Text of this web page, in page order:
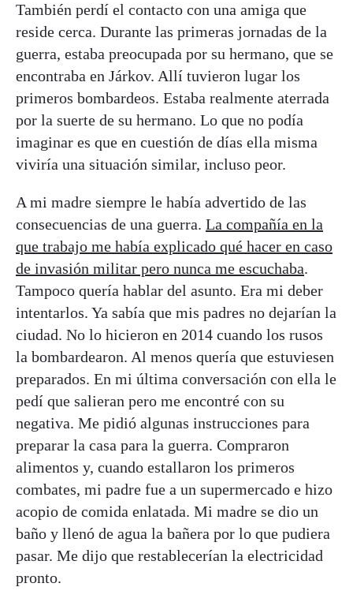
También perdí el contacto con una amiga que
reside cerca. Durante las primeras jornadas de la
guerra, estaba preocupada por su hermano, que se
encontraba en Járkov. Allí tuvieron lugar los
primeros bombardeos. Estaba realmente aterrada
por la suerte de su hermano. Lo que no podía
imaginar es que en cuestión de días ella misma
viviría una situación similar, incluso peor.
A mi madre siempre le había advertido de las
consecuencias de una guerra. La compañía en la
que trabajo me había explicado qué hacer en caso
de invasión militar pero nunca me escuchaba.
Tampoco quería hablar del asunto. Era mi deber
intentarlos. Ya sabía que mis padres no dejarían la
ciudad. No lo hicieron en 2014 cuando los rusos
la bombardearon. Al menos quería que estuviesen
preparados. En mi última conversación con ella le
pedí que salieran pero me encontré con su
negativa. Me pidió algunas instrucciones para
preparar la casa para la guerra. Compraron
alimentos y, cuando estallaron los primeros
combates, mi padre fue a un supermercado e hizo
acopio de comida enlatada. Mi madre se dio un
baño y llenó de agua la bañera por lo que pudiera
pasar. Me dijo que restablecerían la electricidad
pronto.